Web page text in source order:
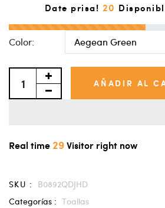
Date prisa! 20
Color:
AÑADIR AL
Real time 29Visitor right now
SKU :
B0892QDJHD
Categorías : Toallas